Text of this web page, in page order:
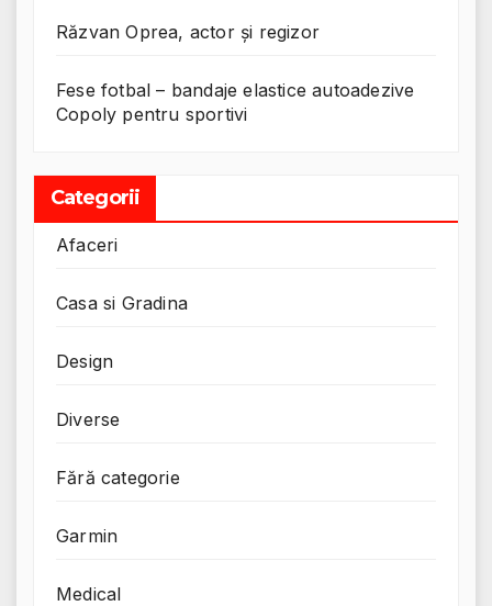
Răzvan Oprea, actor și regizor
Fese fotbal – bandaje elastice autoadezive
Copoly pentru sportivi
Categorii
Afaceri
Casa si Gradina
Design
Diverse
Fără categorie
Garmin
Medical